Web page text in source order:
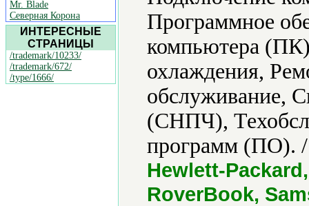
Mr. Blade
Северная Корона
ИНТЕРЕСНЫЕ
СТРАНИЦЫ
/trademark/10233/
/trademark/672/
/type/1666/
Программное
компьютера
охлаждения,
обслуживание,
(СНПЧ),
программ (ПО).
Hewlett-
RoverBook,